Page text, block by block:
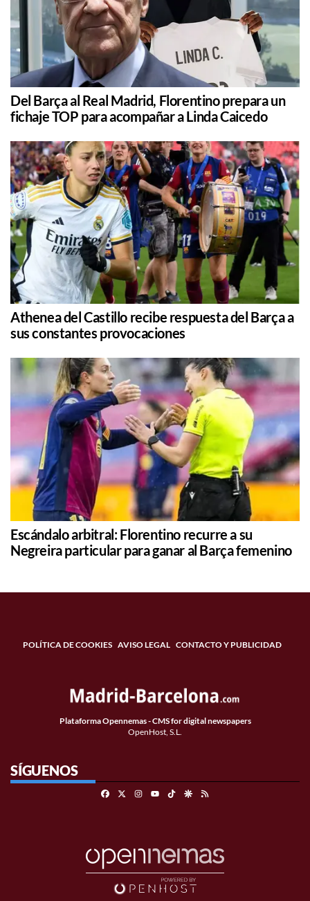
Del Barça al Real Madrid, Florentino prepara un
fichaje TOP para acompañar a Linda Caicedo
Athenea del Castillo recibe respuesta del Barça a
sus constantes provocaciones
Escándalo arbitral: Florentino recurre a su
Negreira particular para ganar al Barça femenino
POLÍTICA DE COOKIES AVISO LEGAL CONTACTO Y PUBLICIDAD
Plataforma Opennemas - CMS for digital newspapers
OpenHost, S.L.
SÍGUENOS
FacebookInstagramTikTokGoogle Discover